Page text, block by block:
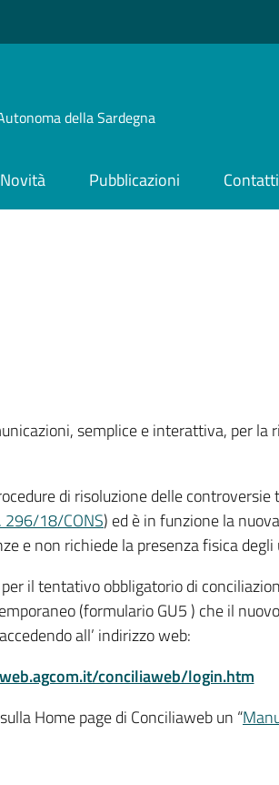
della Sardegna
Novità Pubblicazioni Contatti
semplice e interattiva, per
di risoluzione delle
296/18/CONS) ed è in funzione la
e non richiede la presenza fisica
il tentativo obbligatorio di
(formulario GU5 ) che il
all’ indirizzo web:
conciliaweb/login.htm
Home page di Conciliaweb un “